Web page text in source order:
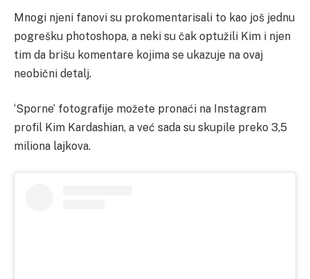
Mnogi njeni fanovi su prokomentarisali to kao još jednu
pogrešku photoshopa, a neki su čak optužili Kim i njen
tim da brišu komentare kojima se ukazuje na ovaj
neobični detalj.
‘Sporne’ fotografije možete pronaći na Instagram
profil Kim Kardashian, a već sada su skupile preko 3,5
miliona lajkova.